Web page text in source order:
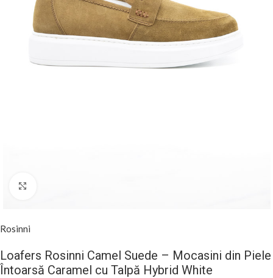
Rosinni
Loafers Rosinni Camel Suede – Mocasini din Piele
Întoarsă Caramel cu Talpă Hybrid White